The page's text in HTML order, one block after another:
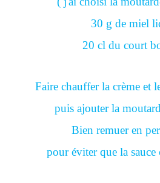
30 g de miel
20 cl du court
Faire chauffer la crème et
puis ajouter la
Bien remuer en
pour éviter que la